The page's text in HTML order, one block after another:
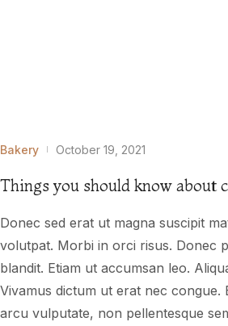
Bakery October 19, 2021
Things you should know about
Donec sed erat ut magna suscipit
volutpat. Morbi in orci risus. Donec
blandit. Etiam ut accumsan leo.
Vivamus dictum ut erat nec congue.
arcu vulputate, non pellentesque